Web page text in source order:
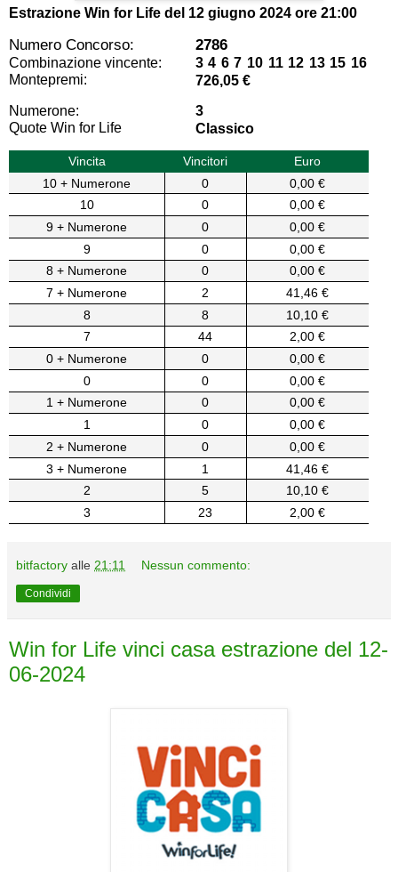
Estrazione Win for Life del 12 giugno 2024 ore 21:00
Numero Concorso: 2786
Combinazione vincente:
3 4 6 7 10 11 12 13 15 16
Montepremi:
726,05 €
Numerone:
3
Quote Win for Life
Classico
Vincita Vincitori
Euro
10 + Numerone
0
0,00 €
10
0
0,00 €
9 + Numerone
0
0,00 €
9
0
0,00 €
8 + Numerone
0
0,00 €
7 + Numerone
2
41,46 €
8
8
10,10 €
7
44
2,00 €
0 + Numerone
0
0,00 €
0
0
0,00 €
1 + Numerone
0
0,00 €
1
0
0,00 €
2 + Numerone
0
0,00 €
3 + Numerone
1
41,46 €
2
5
10,10 €
3
23 2,00 €
bitfactory alle 21:11 Nessun commento:
Condividi
Win for Life vinci casa estrazione del 12-
06-2024